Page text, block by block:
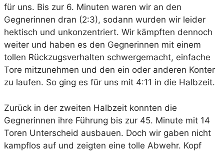
für uns. Bis zur 6. Minuten waren wir an den
Gegnerinnen dran (2:3), sodann wurden wir leider
hektisch und unkonzentriert. Wir kämpften dennoch
weiter und haben es den Gegnerinnen mit einem
tollen Rückzugsverhalten schwergemacht, einfache
Tore mitzunehmen und den ein oder anderen Konter
zu laufen. So ging es für uns mit 4:11 in die Halbzeit.
Zurück in der zweiten Halbzeit konnten die
Gegnerinnen ihre Führung bis zur 45. Minute mit 14
Toren Unterscheid ausbauen. Doch wir gaben nicht
kampflos auf und zeigten eine tolle Abwehr. Kopf